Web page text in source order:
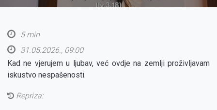
5 min
31.05.2026., 09:00
Kad ne vjerujem u ljubav, već ovdje na zemlji proživljavam
iskustvo nespašenosti.
Repriza: